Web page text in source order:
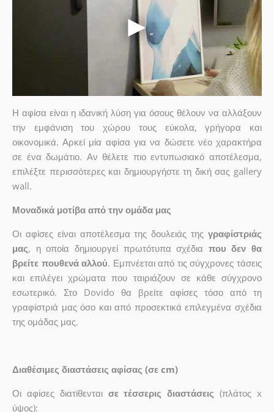
Η αφίσα είναι η ιδανική λύση για όσους θέλουν να αλλάξουν
την εμφάνιση του χώρου τους εύκολα, γρήγορα και
οικονομικά. Αρκεί μία αφίσα για να δώσετε νέο χαρακτήρα
σε ένα δωμάτιο. Αν θέλετε πιο εντυπωσιακό αποτέλεσμα,
επιλέξτε περισσότερες και δημιουργήστε τη δική σας gallery
wall.
Μοναδικά μοτίβα από την ομάδα μας
Οι αφίσες είναι αποτέλεσμα της δουλειάς της γραφίστριάς
μας, η οποία δημιουργεί πρωτότυπα σχέδια που δεν θα
βρείτε πουθενά αλλού. Εμπνέεται από τις σύγχρονες τάσεις
και επιλέγει χρώματα που ταιριάζουν σε κάθε σύγχρονο
εσωτερικό. Στο Dovido θα βρείτε αφίσες τόσο από τη
γραφίστριά μας όσο και από προσεκτικά επιλεγμένα σχέδια
της ομάδας μας.
Διαθέσιμες διαστάσεις αφίσας (σε cm)
Οι αφίσες διατίθενται σε τέσσερις διαστάσεις (πλάτος x
ύψος):